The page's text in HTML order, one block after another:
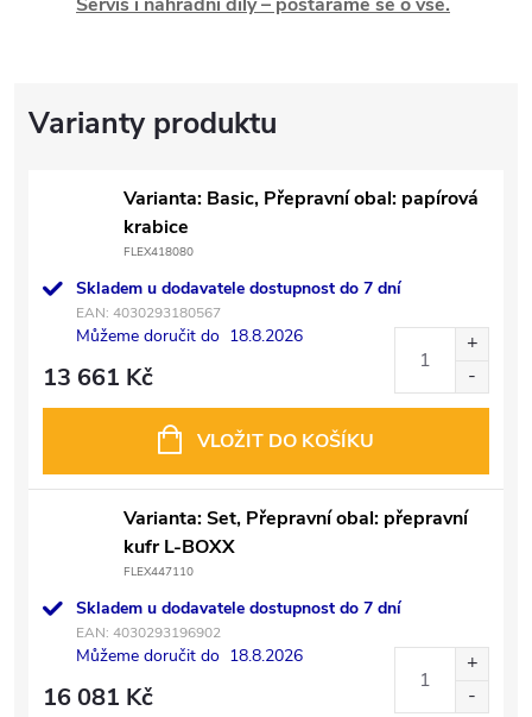
Varianta: Basic, Přepravní obal: papírová
krabice
FLEX418080
Skladem u dodavatele dostupnost do 7 dní
EAN: 4030293180567
Můžeme doručit do 18.8.2026
13 661 Kč
VLOŽIT DO KOŠÍKU
Varianta: Set, Přepravní obal: přepravní
kufr L-BOXX
FLEX447110
Skladem u dodavatele dostupnost do 7 dní
EAN: 4030293196902
Můžeme doručit do 18.8.2026
16 081 Kč